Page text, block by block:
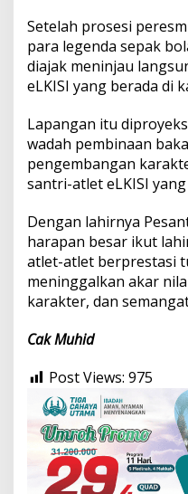
Setelah prosesi
para legenda sepak
diajak meninjau
eLKISI yang berada di
Lapangan itu
wadah pembinaan
pengembangan
santri-atlet eLKISI
Dengan lahirnya
harapan besar ikut
atlet-atlet berprestasi
meninggalkan akar
karakter, dan
Cak Muhid
Post Views: 975